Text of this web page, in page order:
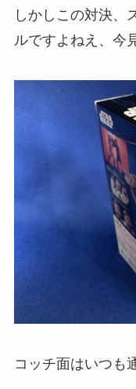
しかしこの対決、
ルですよねえ、今
コッチ面はいつも